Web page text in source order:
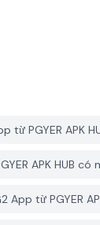
từ PGYER APK
APK HUB có
App từ PGYER